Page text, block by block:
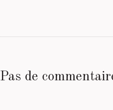
Pas de